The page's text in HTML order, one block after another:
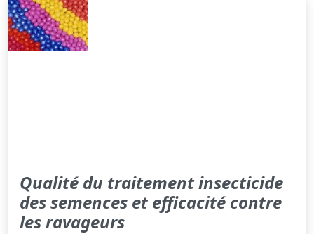
Qualité du traitement insecticide
des semences et efficacité contre
les ravageurs